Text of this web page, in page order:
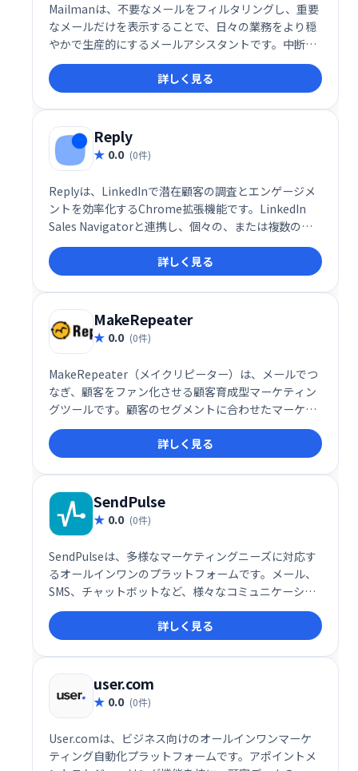
Mailmanは、不要なメールをフィルタリングし、重要
なメールだけを表示することで、日々の業務をより穏
やかで生産的にするメールアシスタントです。中断を
最小限に抑え、集中力を高め、効率的なメール管理を
実現します。 煩わしいメールに邪魔されることなく、
大切な業務に集中しましょう。
詳しく見る
Reply
0.0 (0件)
Replyは、LinkedInで潜在顧客の調査とエンゲージメ
ントを効率化するChrome拡張機能です。LinkedIn
Sales Navigatorと連携し、個々の、または複数の見
込み客のメールアドレスを迅速かつ簡単に検索・確認
できます。営業活動の効率化に役立つツールです。
詳しく見る
MakeRepeater
0.0 (0件)
MakeRepeater（メイクリピーター）は、メールでつ
なぎ、顧客をファン化させる顧客育成型マーケティン
グツールです。顧客のセグメントに合わせたマーケテ
ィングアプローチが可能です。Makeshopとの連携が
できます。
詳しく見る
SendPulse
0.0 (0件)
SendPulseは、多様なマーケティングニーズに対応す
るオールインワンのプラットフォームです。メール、
SMS、チャットボットなど、様々なコミュニケーショ
ンチャネルを活用したマーケティングキャンペーンを
効率的に実行できます。ユーザーフレンドリーなイン
ターフェースで、初心者にも簡単に利用可能。顧客エ
ンゲージメントを高め、ビジネス成長を促進します。
詳細な分析機能も搭載し、効果測定も容易です。
詳しく見る
user.com
0.0 (0件)
User.comは、ビジネス向けのオールインワンマーケ
ティング自動化プラットフォームです。アポイントメ